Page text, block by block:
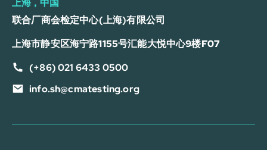
上海，中国
联合厂商会检定中心(上海)有限公司
上海市静安区海宁路1155号汇能大悦中心9楼F07
(+86) 021 6433 0500
info.sh@cmatesting.org